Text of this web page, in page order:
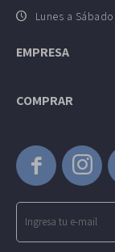
 
Lunes a
EMPRESA
COMPRAR